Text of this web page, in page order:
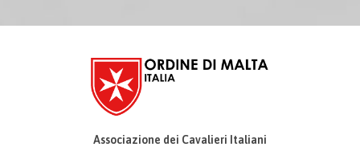
Associazione dei Cavalieri Italiani